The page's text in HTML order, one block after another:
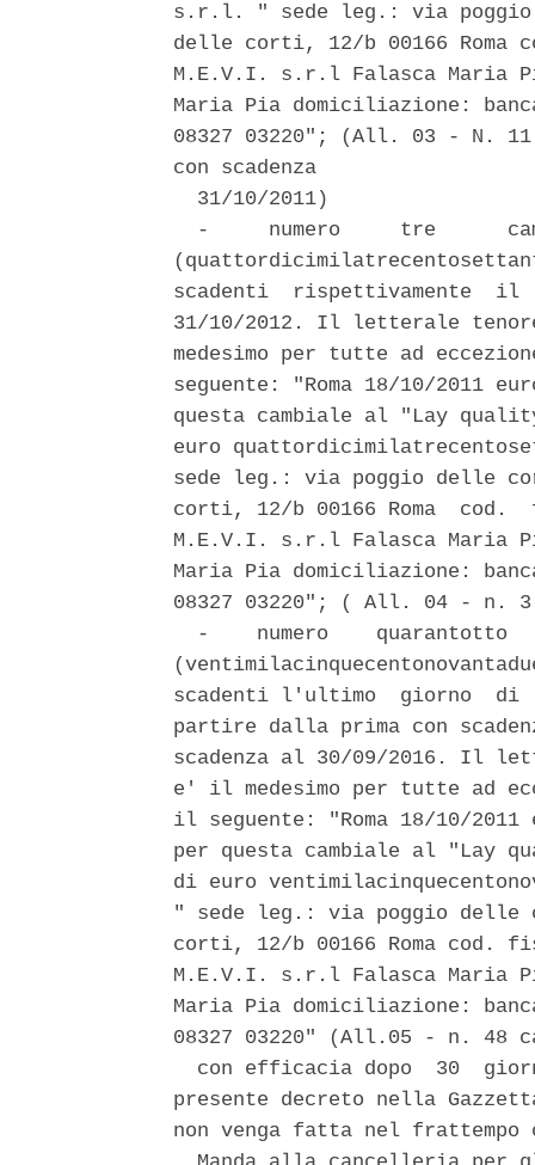
s.r.l. " sede leg.: via
delle corti, 12/b 00166 Roma
M.E.V.I. s.r.l Falasca Maria
Maria Pia domiciliazione:
08327 03220"; (All. 03 - N.
con scadenza
  31/10/2011)
-     numero     tre
scadenti  rispettivamente
31/10/2012. Il letterale
medesimo per tutte ad
seguente: "Roma 18/10/2011
questa cambiale al "Lay
euro
sede leg.: via poggio delle
corti, 12/b 00166 Roma
M.E.V.I. s.r.l Falasca Maria
Maria Pia domiciliazione:
08327 03220"; ( All. 04 - n.
-    numero    quarantotto
scadenti l'ultimo  giorno  di
partire dalla prima con
scadenza al 30/09/2016. Il
e' il medesimo per tutte ad
il seguente: "Roma 18/10/
per questa cambiale al "Lay
di euro
" sede leg.: via poggio
corti, 12/b 00166 Roma cod.
M.E.V.I. s.r.l Falasca Maria
Maria Pia domiciliazione:
08327 03220" (All.05 - n. 48
con efficacia dopo  30
presente decreto nella
non venga fatta nel